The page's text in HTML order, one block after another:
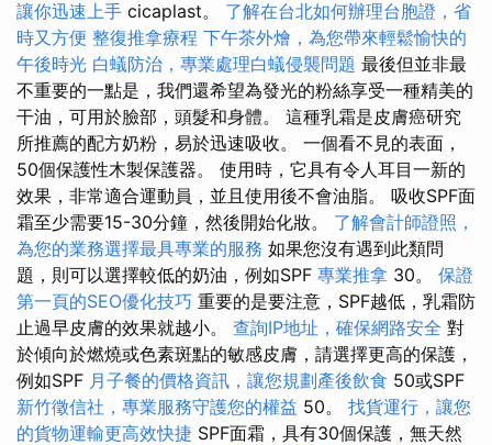
讓你迅速上手 cicaplast。 了解在台北如何辦理台胞證，省
時又方便 整復推拿療程 下午茶外燴，為您帶來輕鬆愉快的
午後時光 白蟻防治，專業處理白蟻侵襲問題 最後但並非最
不重要的一點是，我們還希望為發光的粉絲享受一種精美的
干油，可用於臉部，頭髮和身體。 這種乳霜是皮膚癌研究
所推薦的配方奶粉，易於迅速吸收。 一個看不見的表面，
50個保護性木製保護器。 使用時，它具有令人耳目一新的
效果，非常適合運動員，並且使用後不會油脂。 吸收SPF面
霜至少需要15-30分鐘，然後開始化妝。 了解會計師證照，
為您的業務選擇最具專業的服務 如果您沒有遇到此類問
題，則可以選擇較低的奶油，例如SPF 專業推拿 30。 保證
第一頁的SEO優化技巧 重要的是要注意，SPF越低，乳霜防
止過早皮膚的效果就越小。 查詢IP地址，確保網路安全 對
於傾向於燃燒或色素斑點的敏感皮膚，請選擇更高的保護，
例如SPF 月子餐的價格資訊，讓您規劃產後飲食 50或SPF
新竹徵信社，專業服務守護您的權益 50。 找貨運行，讓您
的貨物運輸更高效快捷 SPF面霜，具有30個保護，無天然